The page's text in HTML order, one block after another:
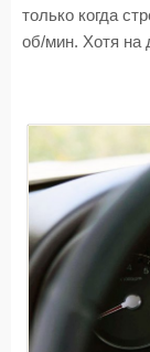
только когда
об/мин. Хотя на